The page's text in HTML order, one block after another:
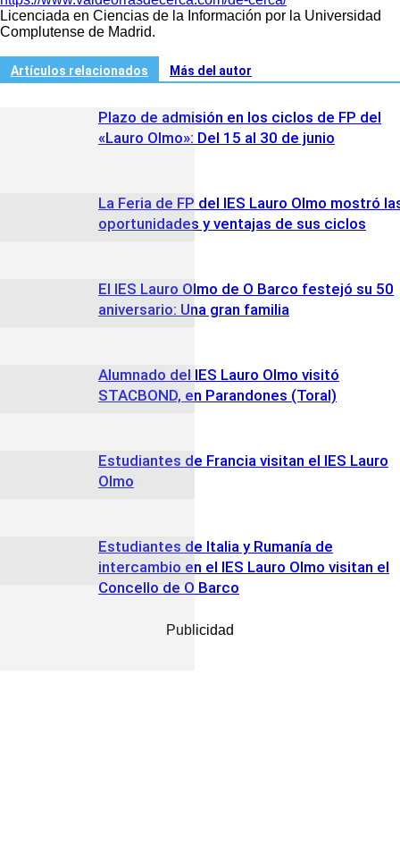
Licenciada en Ciencias de la Información por la Universidad
Complutense de Madrid.
Artículos relacionados Más del autor
Plazo de admisión en los ciclos de FP del
«Lauro Olmo»: Del 15 al 30 de junio
La Feria de FP del IES Lauro Olmo mostró
oportunidades y ventajas de sus ciclos
El IES Lauro Olmo de O Barco festejó su 50
aniversario: Una gran familia
Alumnado del IES Lauro Olmo visitó
STACBOND, en Parandones (Toral)
Estudiantes de Francia visitan el IES Lauro
Olmo
Estudiantes de Italia y Rumanía de
intercambio en el IES Lauro Olmo visitan el
Concello de O Barco
Publicidad